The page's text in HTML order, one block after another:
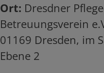
Ort: Dresdner
Betreuungsverein
01169 Dresden, im
Ebene 2